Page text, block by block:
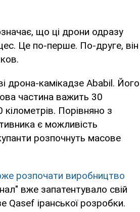
що ці дрони одразу
Це по-перше. По-друге, він
дрона-камікадзе Ababil. Його
частина важить 30
кілометрів. Порівняно з
є можливість
розпочнуть масове
розпочати виробництво
вже запатентувало свій
Qasef іранської розробки.